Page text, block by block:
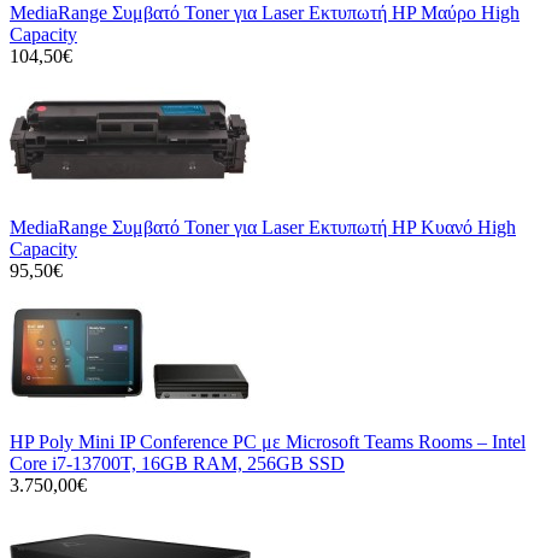
MediaRange Συμβατό Toner για Laser Εκτυπωτή HP Μαύρο High
Capacity
104,50€
MediaRange Συμβατό Toner για Laser Εκτυπωτή HP Κυανό High
Capacity
95,50€
HP Poly Mini IP Conference PC με Microsoft Teams Rooms – Intel
Core i7-13700T, 16GB RAM, 256GB SSD
3.750,00€